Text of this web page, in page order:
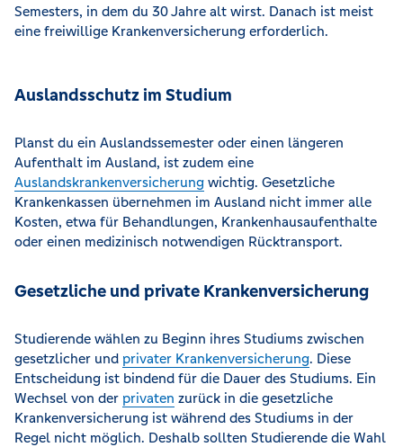
Semesters, in dem du 30 Jahre alt wirst. Danach ist meist
eine freiwillige Krankenversicherung erforderlich.
Auslandsschutz im Studium
Planst du ein Auslandssemester oder einen längeren
Aufenthalt im Ausland, ist zudem eine
Auslandskrankenversicherung wichtig. Gesetzliche
Krankenkassen übernehmen im Ausland nicht immer alle
Kosten, etwa für Behandlungen, Krankenhausaufenthalte
oder einen medizinisch notwendigen Rücktransport.
Gesetzliche und private Krankenversicherung
Studierende wählen zu Beginn ihres Studiums zwischen
gesetzlicher und privater Krankenversicherung. Diese
Entscheidung ist bindend für die Dauer des Studiums. Ein
Wechsel von der privaten zurück in die gesetzliche
Krankenversicherung ist während des Studiums in der
Regel nicht möglich. Deshalb sollten Studierende die Wahl